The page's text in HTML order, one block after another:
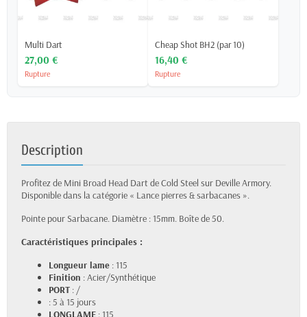
Multi Dart
27,00 €
Rupture
Cheap Shot BH2 (par 10)
16,40 €
Rupture
Description
Profitez de Mini Broad Head Dart de Cold Steel sur Deville Armory.
Disponible dans la catégorie « Lance pierres & sarbacanes ».
Pointe pour Sarbacane. Diamètre : 15mm. Boîte de 50.
Caractéristiques principales :
Longueur lame : 115
Finition : Acier/Synthétique
PORT : /
: 5 à 15 jours
LONGLAME : 115